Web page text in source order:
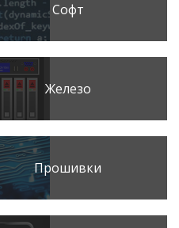
Софт
Железо
Прошивки